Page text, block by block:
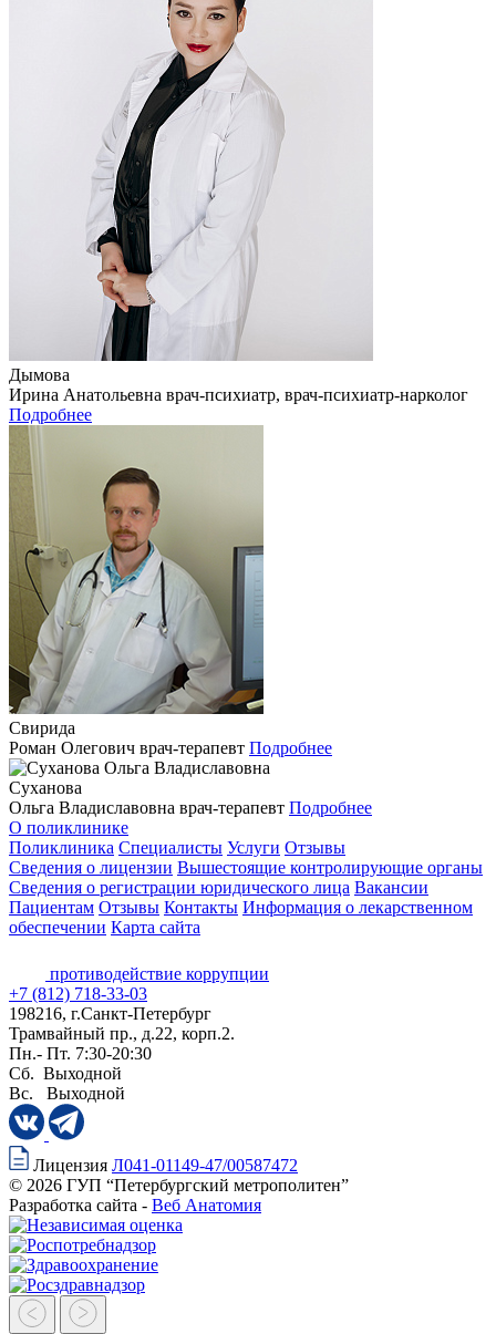
Дымова
Ирина Анатольевна врач-психиатр, врач-психиатр-нарколог
Подробнее
Свирида
Роман Олегович врач-терапевт Подробнее
Суханова
Ольга Владиславовна врач-терапевт Подробнее
О поликлинике
Поликлиника Специалисты Услуги Отзывы
Сведения о лицензии Вышестоящие контролирующие органы
Сведения о регистрации юридического лица Вакансии
Пациентам Отзывы Контакты Информация о лекарственном
обеспечении Карта сайта
противодействие коррупции
+7 (812) 718-33-03
198216, г.Санкт-Петербург
Трамвайный пр., д.22, корп.2.
Пн.- Пт. 7:30-20:30
Сб. Выходной
Вс. Выходной
Лицензия Л041-01149-47/00587472
© 2026 ГУП “Петербургский метрополитен”
Разработка сайта - Веб Анатомия